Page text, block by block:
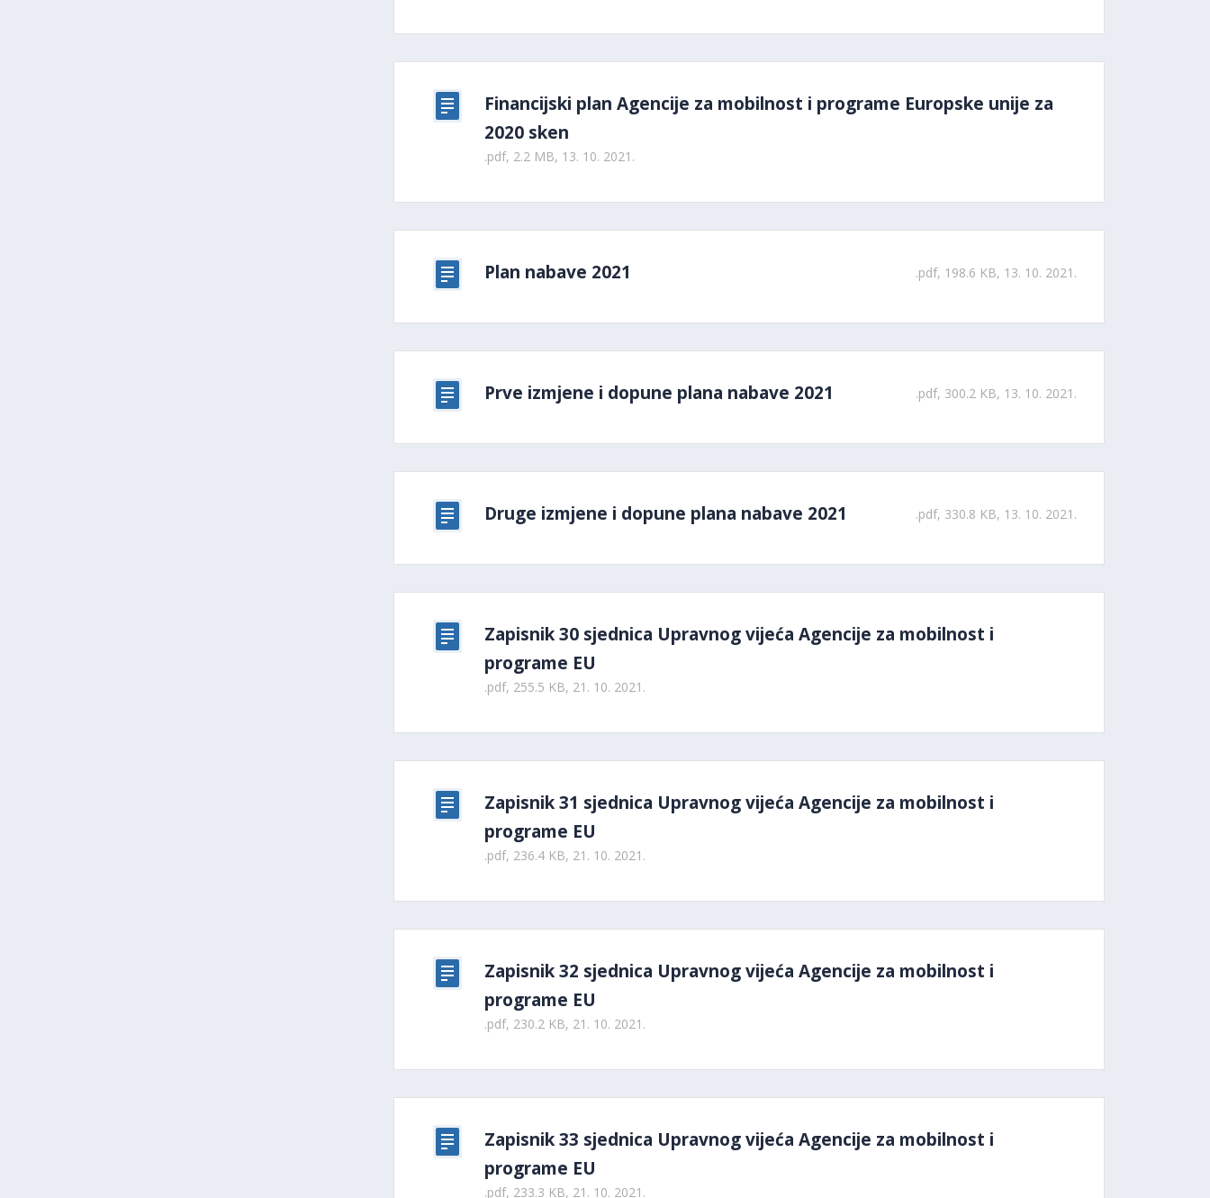
Financijski plan Agencije za mobilnost i programe Europske unije za
2020 sken
.pdf, 2.2 MB, 13. 10. 2021.
Plan nabave 2021 .pdf, 198.6 KB, 13. 10. 2021.
Prve izmjene i dopune plana nabave 2021 .pdf, 300.2 KB, 13. 10. 2021.
Druge izmjene i dopune plana nabave 2021 .pdf, 330.8 KB, 13. 10. 2021.
Zapisnik 30 sjednica Upravnog vijeća Agencije za mobilnost i
programe EU
.pdf, 255.5 KB, 21. 10. 2021.
Zapisnik 31 sjednica Upravnog vijeća Agencije za mobilnost i
programe EU
.pdf, 236.4 KB, 21. 10. 2021.
Zapisnik 32 sjednica Upravnog vijeća Agencije za mobilnost i
programe EU
.pdf, 230.2 KB, 21. 10. 2021.
Zapisnik 33 sjednica Upravnog vijeća Agencije za mobilnost i
programe EU
.pdf, 233.3 KB, 21. 10. 2021.